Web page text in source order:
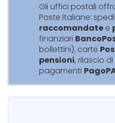
Gli uffici postali
Poste Italiane:
raccomandate e
finanziari
bollettini), carte
pensioni, rilascio di
pagamenti